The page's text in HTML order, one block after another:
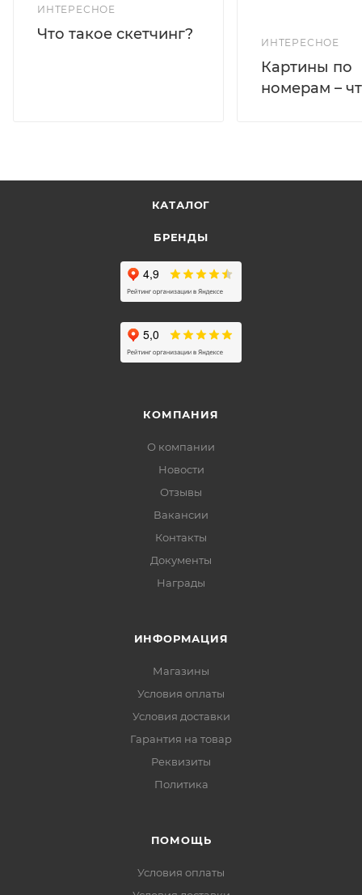
ИНТЕРЕСНОЕ
Что такое скетчинг?
ИНТЕРЕСНОЕ
Картины по
номерам –
КАТАЛОГ
БРЕНДЫ
КОМПАНИЯ
О компании
Новости
Отзывы
Вакансии
Контакты
Документы
Награды
ИНФОРМАЦИЯ
Магазины
Условия оплаты
Условия доставки
Гарантия на товар
Реквизиты
Политика
ПОМОЩЬ
Условия оплаты